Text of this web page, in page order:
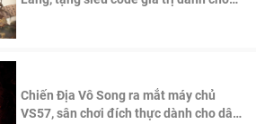
Chiến Địa Vô Song ra mắt máy chủ
VS57, sân chơi đích thực dành cho dân